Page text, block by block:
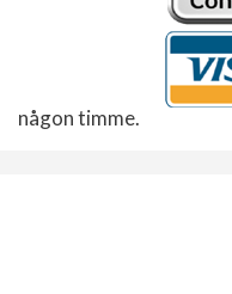
någon timme.